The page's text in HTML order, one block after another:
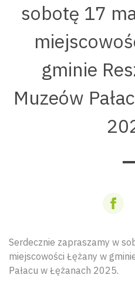
sobotę 17
gminie
Muzeów
Serdecznie zapraszamy w
miejscowości Łężany w
Pałacu w Łężanach 2025.